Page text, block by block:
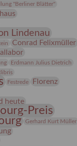
"Berliner Blätter"
Lindenau
Conrad Felixmüller
Erdmann Julius Dietrich
Festrede Florenz
heute
Preis
Gerhard Kurt Müller